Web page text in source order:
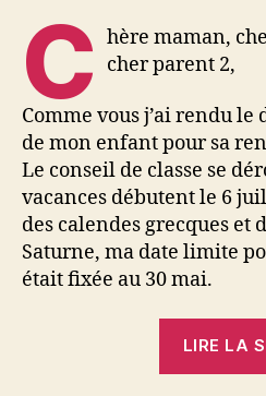
C hère maman,
cher parent 2,
Comme vous j’ai rendu
de mon enfant pour sa
Le conseil de classe se
vacances débutent le 6
des calendes grecques et
Saturne, ma date limite
était fixée au 30 mai.
LIRE LA